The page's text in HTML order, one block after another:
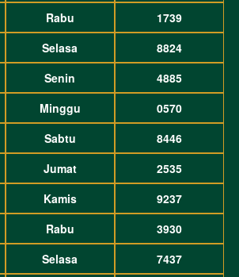
Rabu
1739
Selasa
8824
Senin
4885
Minggu
0570
Sabtu
8446
Jumat
2535
Kamis
9237
Rabu
3930
Selasa 7437